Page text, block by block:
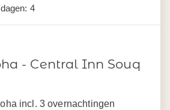
4
- Central Inn Souq
incl. 3 overnachtingen